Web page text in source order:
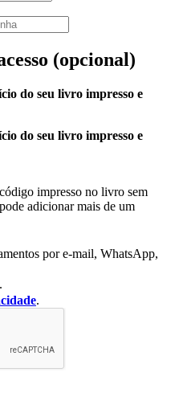
(opcional)
do seu livro impresso e
do seu livro impresso e
impresso no livro sem
adicionar mais de um
por e-mail, WhatsApp,
.
.